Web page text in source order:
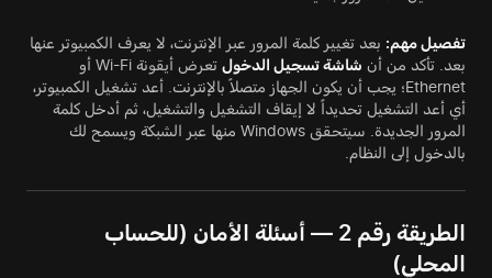
تفصيل مهم: بعد تغيير كلمة المرور عبر الإنترنت، لا يعرف الكمبيوتر عنها
بعد. تأكد من أن شاشة تسجيل الدخول
تعرض أيقونة Wi-Fi أو
Ethernet؛ يجب أن يكون الجهاز متصلاً بالإنترنت. أعد تشغيل الكمبيوتر،
أي أعد التشغيل تحديداً لا إيقاف التشغيل والتشغيل، ثم أدخل كلمة
المرور الجديدة. سيتحقق Windows منها عبر الشبكة ويسمح لك
بالدخول إلى النظام.
الطريقة رقم 2 — أسئلة الأمان (للحساب
المحلي)